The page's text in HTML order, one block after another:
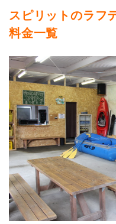
スピリットのラフ
料金一覧